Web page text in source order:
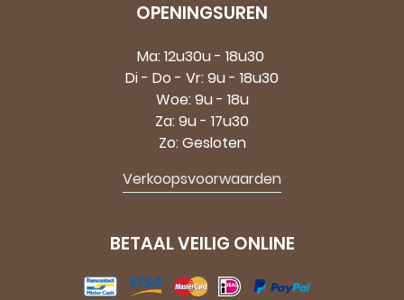
OPENINGSUREN
Ma: 12u30u - 18u30
Di - Do - Vr: 9u - 18u30
Woe: 9u - 18u
Za: 9u - 17u30
Zo: Gesloten
Verkoopsvoorwaarden
BETAAL VEILIG ONLINE